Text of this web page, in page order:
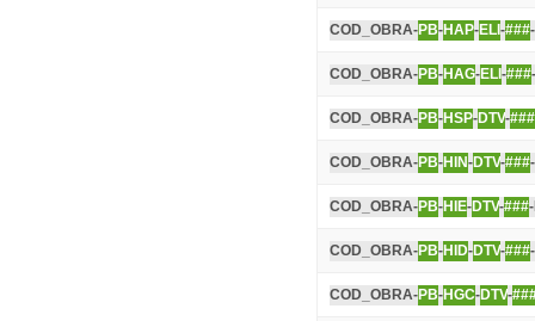
COD_OBRA-PB-HAP-ELI -###
COD_OBRA-PB-HAG-ELI -###
COD_OBRA-PB-HSP-DTV-###
COD_OBRA-PB-HIN-DTV-###
COD_OBRA-PB-HIE-DTV-###
COD_OBRA-PB-HID-DTV-###
COD_OBRA-PB-HGC-DTV-